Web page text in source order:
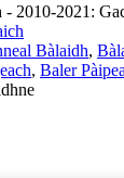
2010-2021:
Bàlaidh,
, Baler